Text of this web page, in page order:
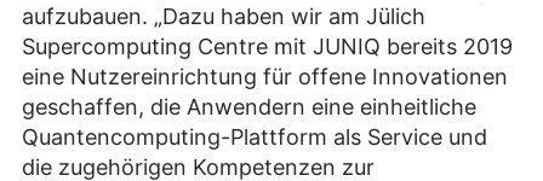
aufzubauen. „Dazu haben wir am Jülich
Supercomputing Centre mit JUNIQ bereits 2019
eine Nutzereinrichtung für offene Innovationen
geschaffen, die Anwendern eine einheitliche
Quantencomputing-Plattform als Service und
die zugehörigen Kompetenzen zur